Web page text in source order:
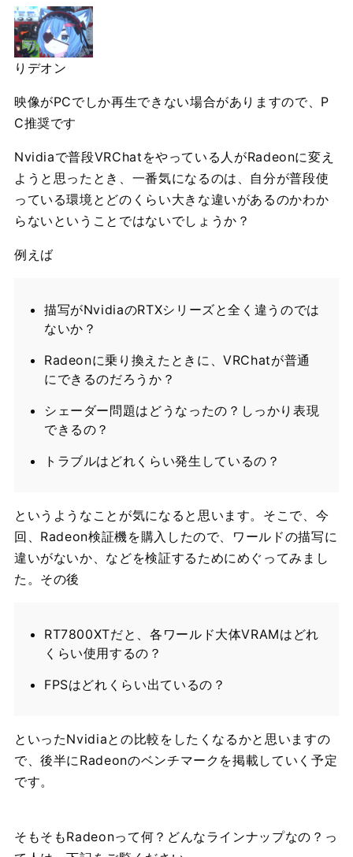
りデオン
映像がPCでしか再生できない場合がありますので、P
C推奨です
Nvidiaで普段VRChatをやっている人がRadeonに変え
ようと思ったとき、一番気になるのは、自分が普段使
っている環境とどのくらい大きな違いがあるのかわか
らないということではないでしょうか？
例えば
描写がNvidiaのRTXシリーズと全く違うのでは
ないか？
Radeonに乗り換えたときに、VRChatが普通
にできるのだろうか？
シェーダー問題はどうなったの？しっかり表現
できるの？
トラブルはどれくらい発生しているの？
というようなことが気になると思います。そこで、今
回、Radeon検証機を購入したので、ワールドの描写に
違いがないか、などを検証するためにめぐってみまし
た。その後
RT7800XTだと、各ワールド大体VRAMはどれ
くらい使用するの？
FPSはどれくらい出ているの？
といったNvidiaとの比較をしたくなるかと思いますの
で、後半にRadeonのベンチマークを掲載していく予定
です。
そもそもRadeonって何？どんなラインナップなの？っ